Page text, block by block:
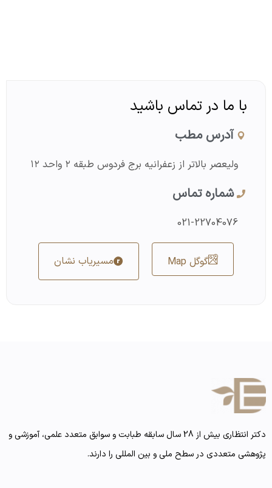
با ما در تماس باشید
آدرس مطب
ولیعصر بالاتر از زعفرانیه برج فردوس طبقه ۲ واحد ۱۲
شماره تماس
021-22704076
گوگل Map مسیریاب نشان
دکتر انتظاری بیش از 28 سال سابقه طبابت و سوابق متعدد علمی، آموزشی و
پژوهشی متعددی در سطح ملی و بین المللی را دارند.